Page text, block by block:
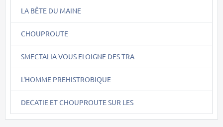
LA BÊTE DU MAINE
CHOUPROUTE
SMECTALIA VOUS ELOIGNE DES TRA
L'HOMME PREHISTROBIQUE
DECATIE ET CHOUPROUTE SUR LES